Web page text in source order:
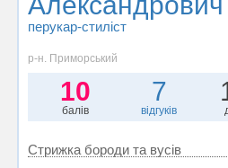
перукар-стиліст
р-н. Приморський
10
балів
7
відгуків
Стрижка бороди та вусів